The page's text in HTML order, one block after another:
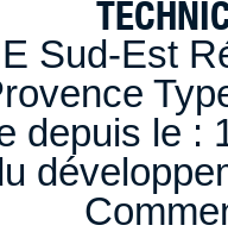
Sud-Est
depuis le :